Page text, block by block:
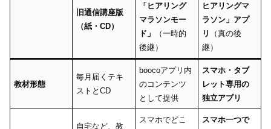
旧通信講座版
（紙・CD）
「ヒアリング
マラソンモー
ド」
（一時的
後継）
ヒアリングマ
ラソン」アプ
リ
（真の後
継）
教材形態
毎月届くテキ
ストとCD
boocoアプリ内
のコンテンツ
として提供
スマホ・タブ
レット専用の
独立アプリ
自宅など、教
スマホでどこ
スマホ一つで